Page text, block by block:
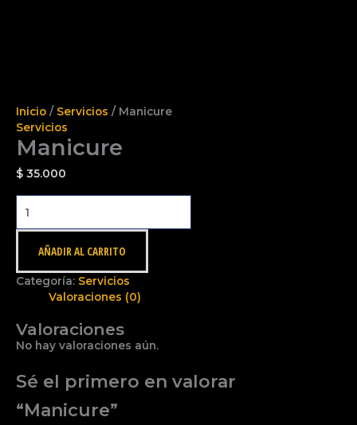
Inicio / Servicios / Manicure
Servicios
Manicure
$ 35.000
AÑADIR AL CARRITO
Categoría: Servicios
Valoraciones (0)
Valoraciones
No hay valoraciones aún.
Sé el primero en valorar
“Manicure”